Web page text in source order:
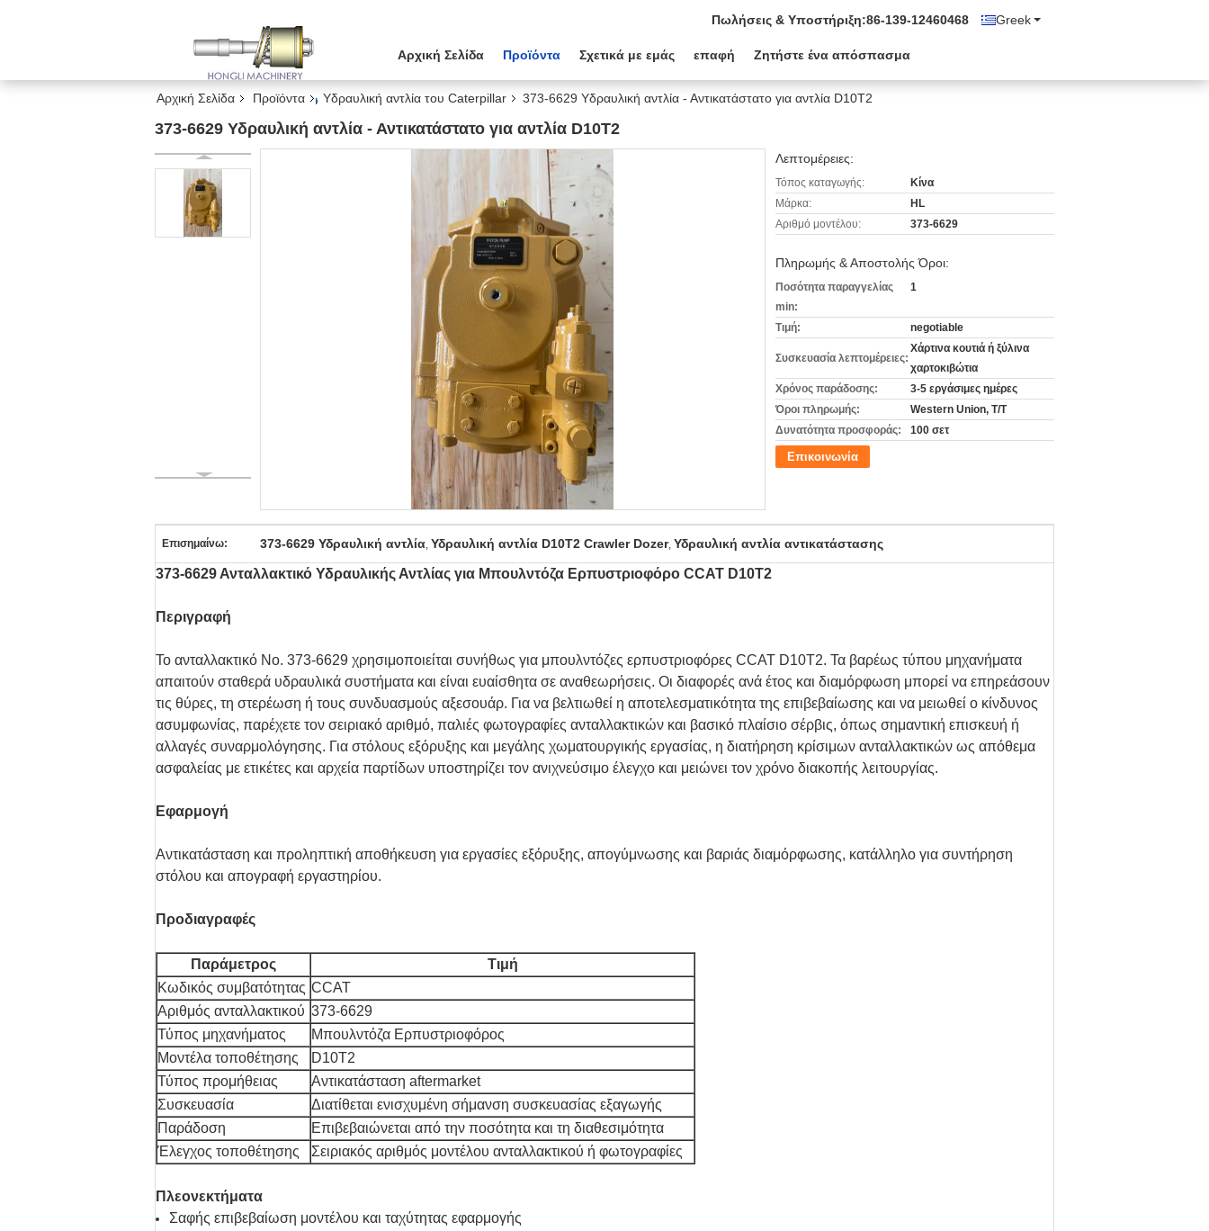
Greek
Πωλήσεις & Υποστήριξη:86-139-12460468
Αρχική Σελίδα Προϊόντα Σχετικά με εμάς επαφή Ζητήστε ένα απόσπασμα
Αρχική Σελίδα Προϊόντα Υδραυλική αντλία του Caterpillar 373-6629 Υδραυλική αντλία - Αντικατάστατο για αντλία D10T2
373-6629 Υδραυλική αντλία - Αντικατάστατο για αντλία D10T2
Λεπτομέρειες:
Τόπος καταγωγής:
Κίνα
Μάρκα:
HL
Αριθμό μοντέλου:
373-6629
Πληρωμής & Αποστολής Όροι:
Ποσότητα παραγγελίας
min:
1
Τιμή: negotiable
Συσκευασία λεπτομέρειες:
Χάρτινα κουτιά ή ξύλινα
χαρτοκιβώτια
Χρόνος παράδοσης:
3-5 εργάσιμες ημέρες
Όροι πληρωμής:
Western Union, T/T
Δυνατότητα προσφοράς:
100 σετ
Επικοινωνία
Επισημαίνω: 373-6629 Υδραυλική αντλία, Υδραυλική αντλία D10T2 Crawler Dozer, Υδραυλική αντλία αντικατάστασης
373-6629 Ανταλλακτικό Υδραυλικής Αντλίας για Μπουλντόζα Ερπυστριοφόρο CCAT D10T2
Περιγραφή
Το ανταλλακτικό Νο. 373-6629 χρησιμοποιείται συνήθως για μπουλντόζες ερπυστριοφόρες CCAT D10T2. Τα βαρέως τύπου μηχανήματα
απαιτούν σταθερά υδραυλικά συστήματα και είναι ευαίσθητα σε αναθεωρήσεις. Οι διαφορές ανά έτος και διαμόρφωση μπορεί να επηρεάσουν
τις θύρες, τη στερέωση ή τους συνδυασμούς αξεσουάρ. Για να βελτιωθεί η αποτελεσματικότητα της επιβεβαίωσης και να μειωθεί ο κίνδυνος
ασυμφωνίας, παρέχετε τον σειριακό αριθμό, παλιές φωτογραφίες ανταλλακτικών και βασικό πλαίσιο σέρβις, όπως σημαντική επισκευή ή
αλλαγές συναρμολόγησης. Για στόλους εξόρυξης και μεγάλης χωματουργικής εργασίας, η διατήρηση κρίσιμων ανταλλακτικών ως απόθεμα
ασφαλείας με ετικέτες και αρχεία παρτίδων υποστηρίζει τον ανιχνεύσιμο έλεγχο και μειώνει τον χρόνο διακοπής λειτουργίας.
Εφαρμογή
Αντικατάσταση και προληπτική αποθήκευση για εργασίες εξόρυξης, απογύμνωσης και βαριάς διαμόρφωσης, κατάλληλο για συντήρηση
στόλου και απογραφή εργαστηρίου.
Προδιαγραφές
Παράμετρος
Τιμή
Κωδικός συμβατότητας CCAT
Αριθμός ανταλλακτικού 373-6629
Τύπος μηχανήματος
Μπουλντόζα Ερπυστριοφόρος
Μοντέλα τοποθέτησης
D10T2
Τύπος προμήθειας
Αντικατάσταση aftermarket
Συσκευασία
Διατίθεται ενισχυμένη σήμανση συσκευασίας εξαγωγής
Παράδοση
Επιβεβαιώνεται από την ποσότητα και τη διαθεσιμότητα
Έλεγχος τοποθέτησης
Σειριακός αριθμός μοντέλου ανταλλακτικού ή φωτογραφίες
Πλεονεκτήματα
Σαφής επιβεβαίωση μοντέλου και ταχύτητας εφαρμογής